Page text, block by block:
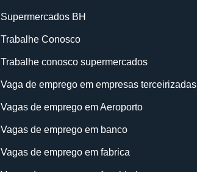
Supermercados BH
Trabalhe Conosco
Trabalhe conosco supermercados
Vaga de emprego em empresas terceirizadas
Vagas de emprego em Aeroporto
Vagas de emprego em banco
Vagas de emprego em fabrica